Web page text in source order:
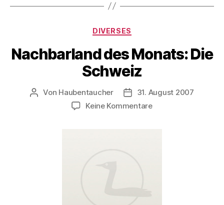
Kategorien
DIVERSES
Nachbarland des Monats: Die
Schweiz
Beitragsautor
Von Haubentaucher Veröffentlichungsdatum
31. August 2007
Keine Kommentarezu